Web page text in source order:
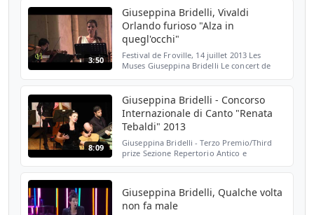
3:50
Giuseppina Bridelli, Vivaldi
Orlando furioso "Alza in
quegl'occhi"
Festival de Froville, 14 juillet 2013 Les
Muses Giuseppina Bridelli Le concert de
8:09
Giuseppina Bridelli - Concorso
Internazionale di Canto "Renata
Tebaldi" 2013
Giuseppina Bridelli - Terzo Premio/Third
prize Sezione Repertorio Antico e
Giuseppina Bridelli, Qualche volta
non fa male